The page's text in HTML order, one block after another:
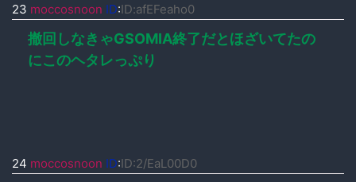
23 moccosnoon ID:ID:afEFeaho0
撤回しなきゃGSOMIA終了だとほざいてたの
にこのヘタレっぷり
24 moccosnoon ID:ID:2/EaL00D0